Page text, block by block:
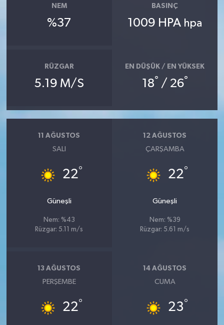
NEM
%37
BASINÇ
1009 HPA hpa
RÜZGAR
5.19 M/S
EN DÜŞÜK / EN YÜKSEK
18° / 26°
11 AĞUSTOS
SALI
22°
Güneşli
Nem: %43
Rüzgar: 5.11 m/s
12 AĞUSTOS
ÇARŞAMBA
22°
Güneşli
Nem: %39
Rüzgar: 5.61 m/s
13 AĞUSTOS
PERŞEMBE
22°
14 AĞUSTOS
CUMA
23°